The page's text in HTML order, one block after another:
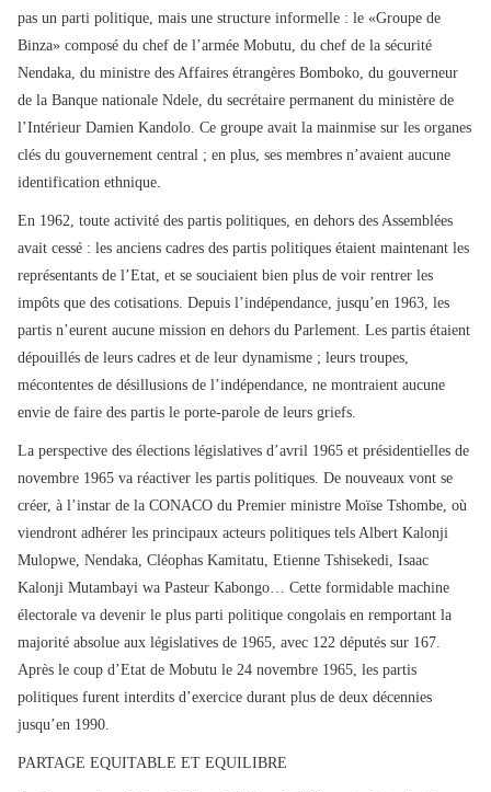
pas un parti politique, mais une structure informelle : le «Groupe de
Binza» composé du chef de l’armée Mobutu, du chef de la sécurité
Nendaka, du ministre des Affaires étrangères Bomboko, du gouverneur
de la Banque nationale Ndele, du secrétaire permanent du ministère de
l’Intérieur Damien Kandolo. Ce groupe avait la mainmise sur les organes
clés du gouvernement central ; en plus, ses membres n’avaient aucune
identification ethnique.
En 1962, toute activité des partis politiques, en dehors des Assemblées
avait cessé : les anciens cadres des partis politiques étaient maintenant les
représentants de l’Etat, et se souciaient bien plus de voir rentrer les
impôts que des cotisations. Depuis l’indépendance, jusqu’en 1963, les
partis n’eurent aucune mission en dehors du Parlement. Les partis étaient
dépouillés de leurs cadres et de leur dynamisme ; leurs troupes,
mécontentes de désillusions de l’indépendance, ne montraient aucune
envie de faire des partis le porte-parole de leurs griefs.
La perspective des élections législatives d’avril 1965 et présidentielles de
novembre 1965 va réactiver les partis politiques. De nouveaux vont se
créer, à l’instar de la CONACO du Premier ministre Moïse Tshombe, où
viendront adhérer les principaux acteurs politiques tels Albert Kalonji
Mulopwe, Nendaka, Cléophas Kamitatu, Etienne Tshisekedi, Isaac
Kalonji Mutambayi wa Pasteur Kabongo… Cette formidable machine
électorale va devenir le plus parti politique congolais en remportant la
majorité absolue aux législatives de 1965, avec 122 députés sur 167.
Après le coup d’Etat de Mobutu le 24 novembre 1965, les partis
politiques furent interdits d’exercice durant plus de deux décennies
jusqu’en 1990.
PARTAGE EQUITABLE ET EQUILIBRE